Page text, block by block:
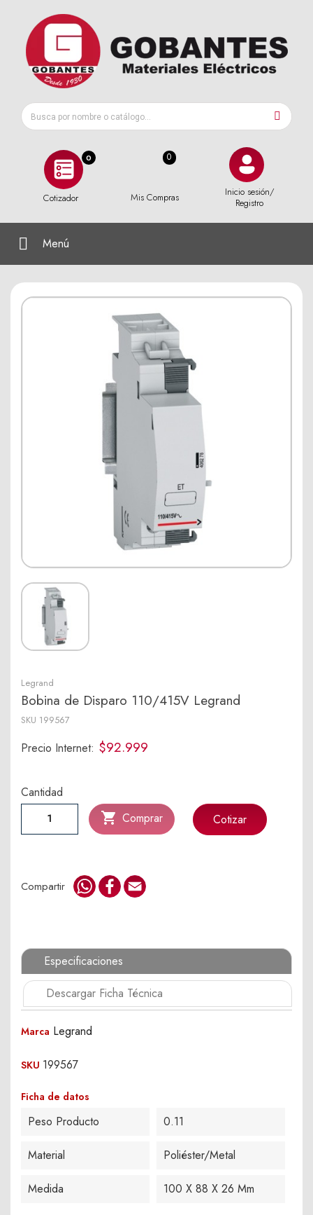
0
Cotizador Mis Compras
Inicio sesión/
Registro
Menú
Legrand
Bobina de Disparo 110/415V Legrand
SKU 199567
Precio Internet: $92.999
Cantidad
 Comprar Cotizar
Compartir WhatsApp
Facebook
Especificaciones
Descargar Ficha Técnica
Marca Legrand
SKU 199567
Ficha de datos
Peso Producto 0.11
Material Poliéster/Metal
Medida 100 X 88 X 26 Mm